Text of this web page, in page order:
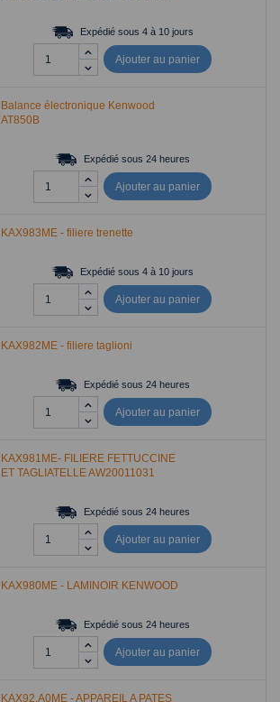
Expédié sous 4 à 10 jours
Ajouter au panier
Balance électronique Kenwood
AT850B
Expédié sous 24 heures
Ajouter au panier
KAX983ME - filiere trenette
Expédié sous 4 à 10 jours
Ajouter au panier
KAX982ME - filiere taglioni
Expédié sous 24 heures
Ajouter au panier
KAX981ME- FILIERE FETTUCCINE
ET TAGLIATELLE AW20011031
Expédié sous 24 heures
Ajouter au panier
KAX980ME - LAMINOIR KENWOOD
Expédié sous 24 heures
Ajouter au panier
KAX92.A0ME - APPAREIL A PATES